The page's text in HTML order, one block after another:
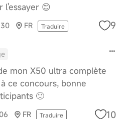
l'essayer 😊
FR Traduire 9
mon X50 ultra complète
ce concours, bonne
🙂
FR Traduire 10